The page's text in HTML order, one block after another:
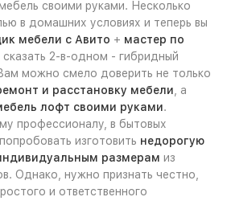
своими руками. Несколько
в домашних условиях и теперь вы
мебели с Авито + мастер по
сказать 2-в-одном - гибридный
можно смело доверить не только
и расстановку мебели, а
лофт своими руками.
профессионалу, в бытовых
изготовить недорогую
размерам из
Однако, нужно признать честно,
и ответственного